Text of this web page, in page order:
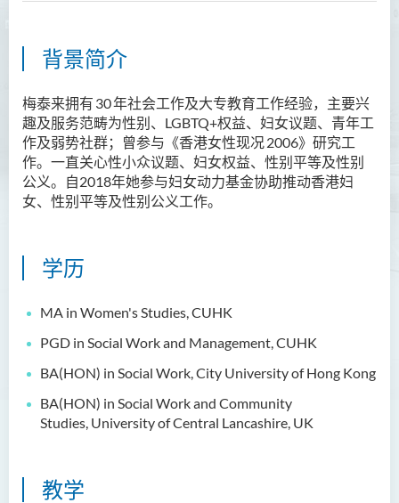
背景简介
梅泰来拥有 30年社会工作及大专教育工作经验，主要兴
趣及服务范畴为性别、 LGBTQ+权益、妇女议题、青年工
作及弱势社群；曾参与《香港女性现况2006》研究工
作。一直关心性小众议题、妇女权益、性别平等及性别
公义。 自2018年她参与妇女动力基金协助推动香港妇
女、性别平等及性别公义工作。
学历
MA in Women's Studies, CUHK
PGD in Social Work and Management, CUHK
BA(HON) in Social Work, City University of Hong Kong
BA(HON) in Social Work and Community
Studies, University of Central Lancashire, UK
教学
Ms Villy LO Suk Ling
Ms Angie HUNG Yiu Ying
Ms Mickey IP Po Na
Mr Michael LAU Sik Wai
Dr Leo YEUNG Yee Yu
Dr Joey SIU Chung Yue
Prof WONG Yu Cheung
Prof LAM Ching Man